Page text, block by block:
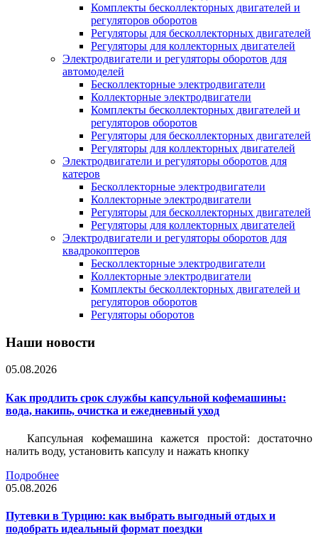
Комплекты бесколлекторных двигателей и
регуляторов оборотов
Регуляторы для бесколлекторных двигателей
Регуляторы для коллекторных двигателей
Электродвигатели и регуляторы оборотов для
автомоделей
Бесколлекторные электродвигатели
Коллекторные электродвигатели
Комплекты бесколлекторных двигателей и
регуляторов оборотов
Регуляторы для бесколлекторных двигателей
Регуляторы для коллекторных двигателей
Электродвигатели и регуляторы оборотов для
катеров
Бесколлекторные электродвигатели
Коллекторные электродвигатели
Регуляторы для бесколлекторных двигателей
Регуляторы для коллекторных двигателей
Электродвигатели и регуляторы оборотов для
квадрокоптеров
Бесколлекторные электродвигатели
Коллекторные электродвигатели
Комплекты бесколлекторных двигателей и
регуляторов оборотов
Регуляторы оборотов
Наши новости
05.08.2026
Как продлить срок службы капсульной кофемашины:
вода, накипь, очистка и ежедневный уход
Капсульная кофемашина кажется простой: достаточно
налить воду, установить капсулу и нажать кнопку
Подробнее
05.08.2026
Путевки в Турцию: как выбрать выгодный отдых и
подобрать идеальный формат поездки